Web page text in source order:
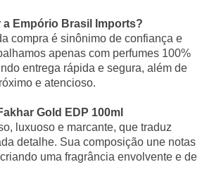
a Empório Brasil Imports?
compra é sinônimo de confiança e
apenas com perfumes 100%
entrega rápida e segura, além de
e atencioso.
Gold EDP 100ml
luxuoso e marcante, que traduz
detalhe. Sua composição une notas
uma fragrância envolvente e de